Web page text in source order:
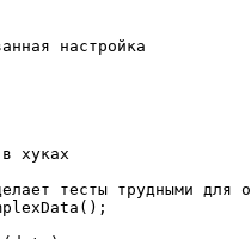
настройка
хуках
тесты трудными для
();